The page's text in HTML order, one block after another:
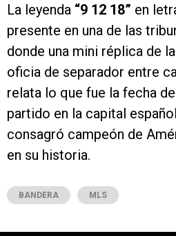
La leyenda “9 12 18” en
presente en una de las
donde una mini réplica de
oficia de separador entre
relata lo que fue la fecha
partido en la capital
consagró campeón de
en su historia.
BANDERA MLS